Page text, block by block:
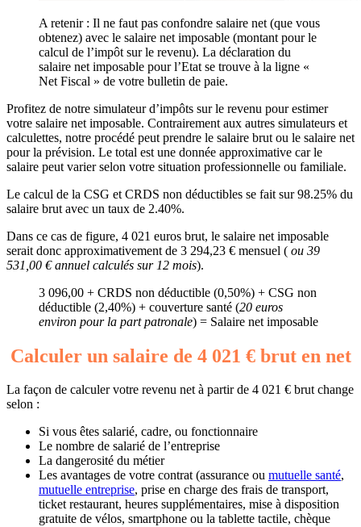
A retenir : Il ne faut pas confondre salaire net (que vous
obtenez) avec le salaire net imposable (montant pour le
calcul de l’impôt sur le revenu). La déclaration du
salaire net imposable pour l’Etat se trouve à la ligne «
Net Fiscal » de votre bulletin de paie.
Profitez de notre simulateur d’impôts sur le revenu pour estimer
votre salaire net imposable. Contrairement aux autres simulateurs et
calculettes, notre procédé peut prendre le salaire brut ou le salaire net
pour la prévision. Le total est une donnée approximative car le
salaire peut varier selon votre situation professionnelle ou familiale.
Le calcul de la CSG et CRDS non déductibles se fait sur 98.25% du
salaire brut avec un taux de 2.40%.
Dans ce cas de figure, 4 021 euros brut, le salaire net imposable
serait donc approximativement de 3 294,23 € mensuel ( ou 39
531,00 € annuel calculés sur 12 mois).
3 096,00 + CRDS non déductible (0,50%) + CSG non
déductible (2,40%) + couverture santé (20 euros
environ pour la part patronale) = Salaire net imposable
Calculer un salaire de 4 021 € brut en net
La façon de calculer votre revenu net à partir de 4 021 € brut change
selon :
Si vous êtes salarié, cadre, ou fonctionnaire
Le nombre de salarié de l’entreprise
La dangerosité du métier
Les avantages de votre contrat (assurance ou mutuelle santé,
mutuelle entreprise, prise en charge des frais de transport,
ticket restaurant, heures supplémentaires, mise à disposition
gratuite de vélos, smartphone ou la tablette tactile, chèque